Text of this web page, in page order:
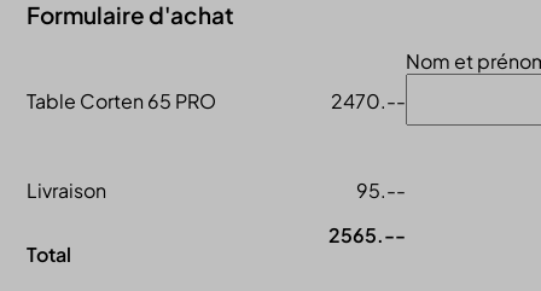
Formulaire d'achat
Table Corten 65 PRO 2470.--
Livraison 95.--
Total
2565.--
Nom et